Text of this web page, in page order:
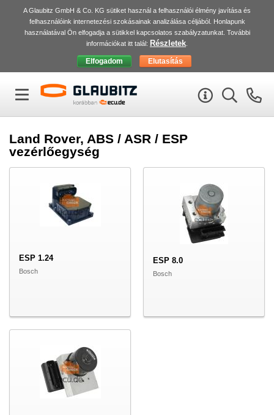
A Glaubitz GmbH & Co. KG sütiket használ a felhasználói élmény javítása és
felhasználóink internetezési szokásainak analizálása céljából. Honlapunk
használatával Ön elfogadja a sütikkel kapcsolatos szabályzatunkat. További
információkat itt talál: Részletek
Land Rover, ABS / ASR / ESP
vezérlőegység
ESP 1.24
Bosch
ESP 8.0
Bosch